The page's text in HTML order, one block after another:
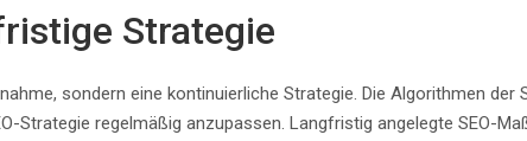
Strategie
sondern eine kontinuierliche Strategie. Die Algorithmen
Strategie regelmäßig anzupassen. Langfristig angelegte SEO-